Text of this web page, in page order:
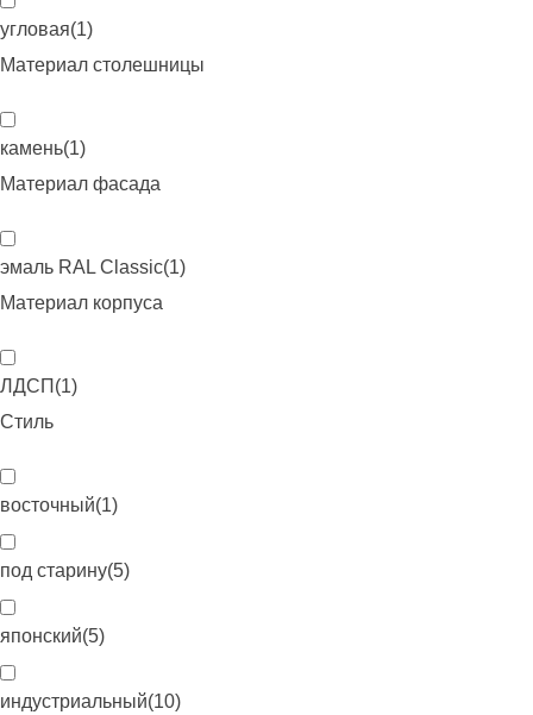
угловая(1)
Материал столешницы
камень(1)
Материал фасада
эмаль RAL Classic(1)
Материал корпуса
ЛДСП (1)
Стиль
восточный(1)
под старину(5)
японский(5)
индустриальный(10)